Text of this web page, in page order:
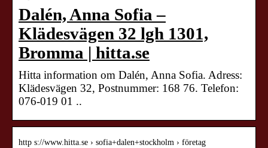
Dalén, Anna Sofia –
Klädesvägen 32 lgh 1301,
Bromma | hitta.se
Hitta information om Dalén, Anna Sofia. Adress:
Klädesvägen 32, Postnummer: 168 76. Telefon:
076-019 01 ..
http s://www.hitta.se › sofia+dalen+stockholm › företag